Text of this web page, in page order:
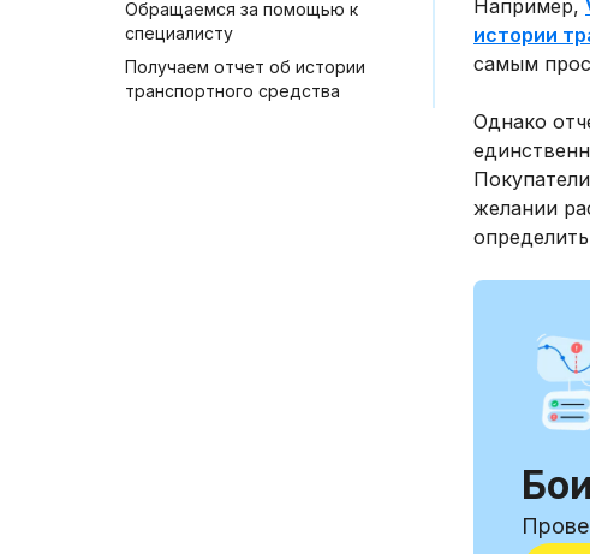
Обращаемся за помощью к
специалисту
Получаем отчет об истории
транспортного средства
Например,
истории
самым
Однако
желании